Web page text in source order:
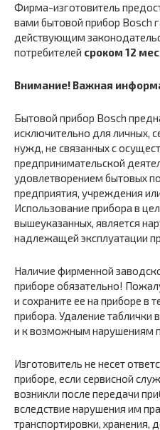
Фирма-изготовитель
вами бытовой прибор Bosch
действующим
потребителей сроком 12
Внимание! Важная
Бытовой прибор Bosch
исключительно для личных,
нужд, не связанных с
предпринимательской
удовлетворением бытовых
предприятия, учреждения
Использование прибора в
вышеуказанных, является
надлежащей эксплуатации
Наличие фирменной
приборе обязательно!
и сохраните ее на приборе в
прибора. Удаление таблички
и к возможным нарушениям
Изготовитель не несет
приборе, если сервисной
возникли после передачи
вследствие нарушения им
транспортировки, хранения,